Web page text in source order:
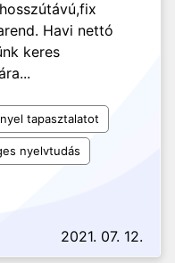
Havi nettó
keres
tapasztalatot
nyelvtudás
2021. 07. 12.